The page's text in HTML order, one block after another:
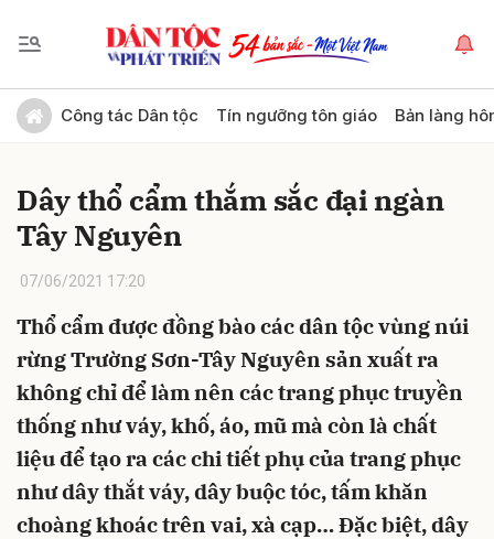
Công tác Dân tộc Tín ngưỡng tôn giáo Bản làng
Dây thổ cẩm thắm sắc đại ngàn
Tây Nguyên
07/06/2021 17:20
Thổ cẩm được đồng bào các dân tộc vùng núi
rừng Trường Sơn-Tây Nguyên sản xuất ra
không chỉ để làm nên các trang phục truyền
thống như váy, khố, áo, mũ mà còn là chất
liệu để tạo ra các chi tiết phụ của trang phục
như dây thắt váy, dây buộc tóc, tấm khăn
choàng khoác trên vai, xà cạp… Đặc biệt, dây
Gửi bình luận
Hủy Gửi